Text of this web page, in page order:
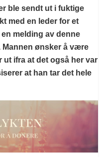
ble sendt ut i fuktige
med en leder for et
melding av denne
Mannen ønsker å være
ut ifra at det også her var
at han tar det hele